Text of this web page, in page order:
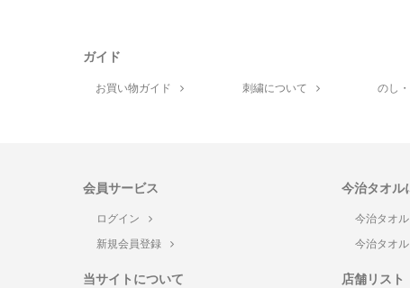
ガイド
お買い物ガイド 刺繍について のし
会員サービス
ログイン
新規会員登録
今治タオル
今治タオ
今治タオ
当サイトについて 店舗リスト